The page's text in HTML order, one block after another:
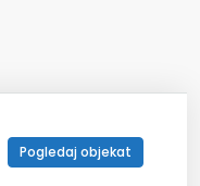
Pogledaj objekat